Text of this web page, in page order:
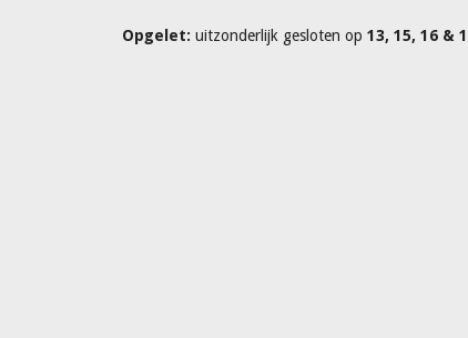
Opgelet: uitzonderlijk gesloten op 13, 15, 16 &